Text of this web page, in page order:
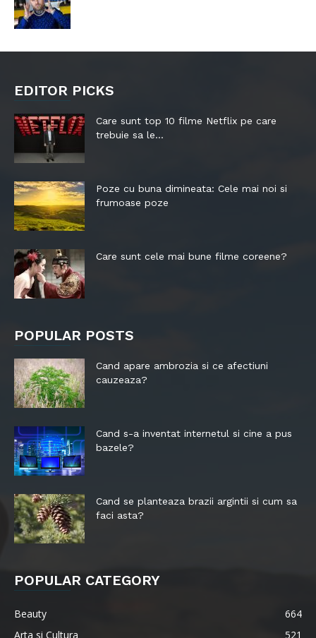
EDITOR PICKS
Care sunt top 10 filme Netflix pe care
trebuie sa le...
Poze cu buna dimineata: Cele mai noi si
frumoase poze
Care sunt cele mai bune filme coreene?
POPULAR POSTS
Cand apare ambrozia si ce afectiuni
cauzeaza?
Cand s-a inventat internetul si cine a pus
bazele?
Cand se planteaza brazii argintii si cum sa
faci asta?
POPULAR CATEGORY
Beauty
664
Arta si Cultura
521